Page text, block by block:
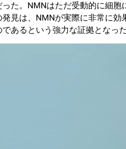
た。NMNはただ受動的に細
見は、NMNが実際に非常に
あるという強力な証拠となった